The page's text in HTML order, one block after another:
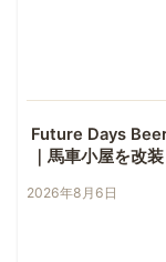
Future Days
｜馬車小屋を改
2026年8月6日